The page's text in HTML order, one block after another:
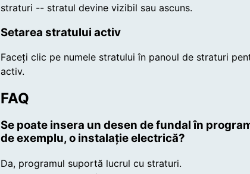
straturi -- stratul devine vizibil sau ascuns.
Setarea stratului activ
Faceți clic pe numele stratului în panoul de straturi
activ.
FAQ
Se poate insera un desen de fundal în
de exemplu, o instalație electrică?
Da, programul suportă lucrul cu straturi.